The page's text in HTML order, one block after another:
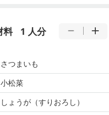
料 1 人分
さつまいも
小松菜
しょうが（すりおろし）